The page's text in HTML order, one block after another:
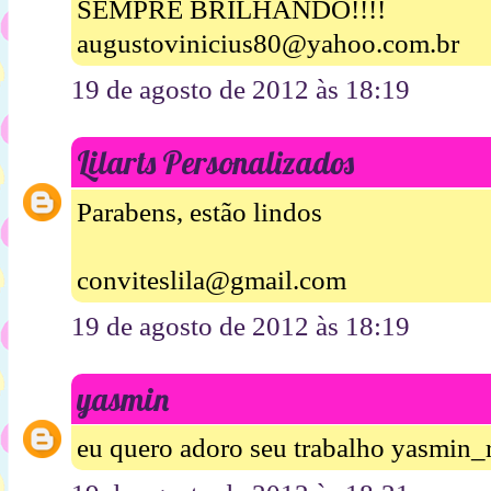
SEMPRE BRILHANDO!!!!
augustovinicius80@yahoo.com.br
19 de agosto de 2012 às 18:19
Lilarts Personalizados
Parabens, estão lindos
conviteslila@gmail.com
19 de agosto de 2012 às 18:19
yasmin
eu quero adoro seu trabalho